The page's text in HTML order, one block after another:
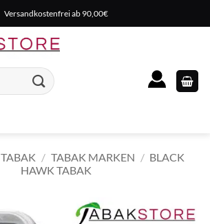
Versandkostenfrei ab 90,00€
TABAK / TABAK MARKEN / BLACK
HAWK TABAK